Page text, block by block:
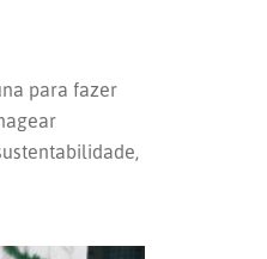
para fazer